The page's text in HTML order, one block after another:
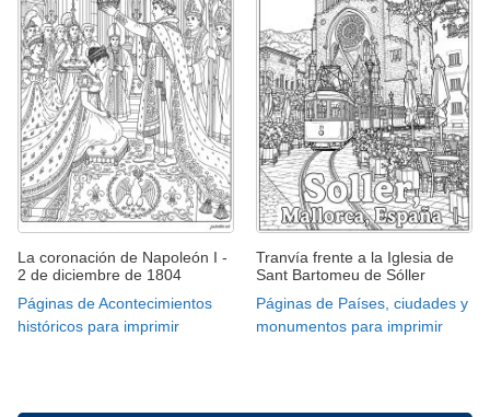
La coronación de Napoleón I -
2 de diciembre de 1804
Páginas de Acontecimientos
históricos para imprimir
Tranvía frente a la Iglesia de
Sant Bartomeu de Sóller
Páginas de Países, ciudades y
monumentos para imprimir